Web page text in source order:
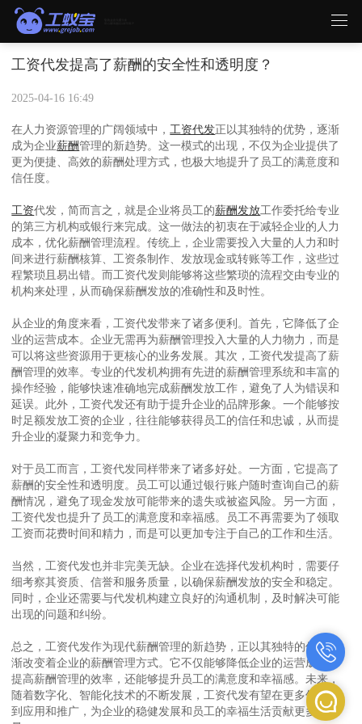
工资代发提高了薪酬的安全性和透明度？
2025-04-16 16:49
在人力资源管理的广阔领域中， 工资代发正以其独特的优势，逐渐
成为企业薪酬管理的新趋势。这一模式的出现，不仅为企业提供了
更为便捷、高效的薪酬处理方式，也极大地提升了员工的满意度和
信任度。
工资代发，简而言之，就是企业将员工的薪酬发放工作委托给专业
的第三方机构或银行来完成。这一做法的初衷在于减轻企业的人力
成本，优化薪酬管理流程。传统上，企业需要投入大量的人力和时
间来进行薪酬核算、工资条制作、发放现金或转账等工作，这些过
程繁琐且易出错。而工资代发则能够将这些繁琐的流程交由专业的
机构来处理，从而确保薪酬发放的准确性和及时性。
从企业的角度来看，工资代发带来了诸多便利。首先，它降低了企
业的运营成本。企业无需再为薪酬管理投入大量的人力物力，而是
可以将这些资源用于更核心的业务发展。其次，工资代发提高了薪
酬管理的效率。专业的代发机构拥有先进的薪酬管理系统和丰富的
操作经验，能够快速准确地完成薪酬发放工作，避免了人为错误和
延误。此外，工资代发还有助于提升企业的品牌形象。一个能够按
时足额发放工资的企业，往往能够获得员工的信任和忠诚，从而提
升企业的凝聚力和竞争力。
对于员工而言，工资代发同样带来了诸多好处。一方面，它提高了
薪酬的安全性和透明度。员工可以通过银行账户随时查询自己的薪
酬情况，避免了现金发放可能带来的遗失或被盗风险。另一方面，
工资代发也提升了员工的满意度和幸福感。员工不再需要为了领取
工资而花费时间和精力，而是可以更加专注于自己的工作和生活。
当然，工资代发也并非完美无缺。企业在选择代发机构时，需要仔
细考察其资质、信誉和服务质量，以确保薪酬发放的安全和稳定。
同时，企业还需要与代发机构建立良好的沟通机制，及时解决可能
出现的问题和纠纷。
总之，工资代发作为现代薪酬管理的新趋势，正以其独特的优势逐
渐改变着企业的薪酬管理方式。它不仅能够降低企业的运营成本、
提高薪酬管理的效率，还能够提升员工的满意度和幸福感。未来，
随着数字化、智能化技术的不断发展，工资代发有望在更多领域得
到应用和推广，为企业的稳健发展和员工的幸福生活贡献更多力